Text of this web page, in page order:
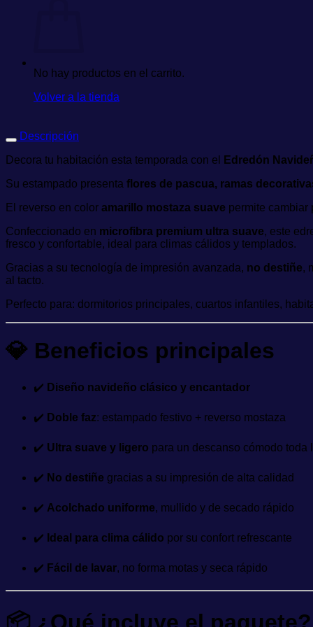
No hay productos en el carrito.
Volver a la tienda
Descripción
Decora tu habitación esta temporada con el
Edredón
Su estampado presenta flores de pascua, ramas
El reverso en color amarillo mostaza suave permite cambiar
Confeccionado en microfibra premium ultra suave, este
fresco y confortable, ideal para climas cálidos y templados.
Gracias a su tecnología de impresión avanzada, no destiñe,
al tacto.
Perfecto para: dormitorios principales, cuartos infantiles,
💎 Beneficios principales
✔️ Diseño navideño clásico y encantador
✔️ Doble faz: estampado festivo + reverso mostaza
✔️ Ultra suave y ligero para un descanso cómodo toda
✔️ No destiñe gracias a su impresión de alta calidad
✔️ Acolchado uniforme, mullido y de secado rápido
✔️ Ideal para clima cálido por su confort refrescante
✔️ Fácil de lavar, no forma motas y seca rápido